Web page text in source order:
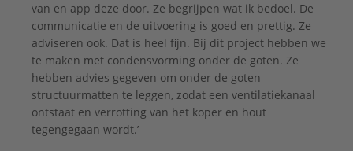
van en app deze door. Ze begrijpen wat ik bedoel. De
communicatie en de uitvoering is goed en prettig. Ze
adviseren ook. Dat is heel fijn. Bij dit project hebben we
te maken met condensvorming onder de goten. Ze
hebben advies gegeven om onder de goten
structuurmatten te leggen, zodat een ventilatiekanaal
ontstaat en verrotting van het koper en hout
tegengegaan wordt.’